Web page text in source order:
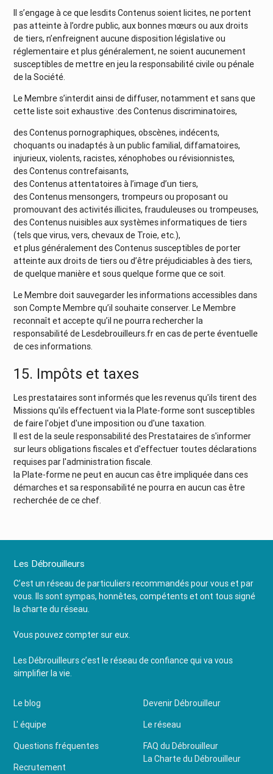
Il s’engage à ce que lesdits Contenus soient licites, ne portent
pas atteinte à l’ordre public, aux bonnes mœurs ou aux droits
de tiers, n’enfreignent aucune disposition législative ou
réglementaire et plus généralement, ne soient aucunement
susceptibles de mettre en jeu la responsabilité civile ou pénale
de la Société.
Le Membre s’interdit ainsi de diffuser, notamment et sans que
cette liste soit exhaustive :des Contenus discriminatoires,
des Contenus pornographiques, obscènes, indécents,
choquants ou inadaptés à un public familial, diffamatoires,
injurieux, violents, racistes, xénophobes ou révisionnistes,
des Contenus contrefaisants,
des Contenus attentatoires à l’image d’un tiers,
des Contenus mensongers, trompeurs ou proposant ou
promouvant des activités illicites, frauduleuses ou trompeuses,
des Contenus nuisibles aux systèmes informatiques de tiers
(tels que virus, vers, chevaux de Troie, etc.),
et plus généralement des Contenus susceptibles de porter
atteinte aux droits de tiers ou d’être préjudiciables à des tiers,
de quelque manière et sous quelque forme que ce soit.
Le Membre doit sauvegarder les informations accessibles dans
son Compte Membre qu’il souhaite conserver. Le Membre
reconnaît et accepte qu’il ne pourra rechercher la
responsabilité de Lesdebrouilleurs.fr en cas de perte éventuelle
de ces informations.
15. Impôts et taxes
Les prestataires sont informés que les revenus qu'ils tirent des
Missions qu'ils effectuent via la Plate-forme sont susceptibles
de faire l'objet d'une imposition ou d'une taxation.
Il est de la seule responsabilité des Prestataires de s'informer
sur leurs obligations fiscales et d'effectuer toutes déclarations
requises par l'administration fiscale.
la Plate-forme ne peut en aucun cas être impliquée dans ces
démarches et sa responsabilité ne pourra en aucun cas être
recherchée de ce chef.
Les Débrouilleurs
C’est un réseau de particuliers recommandés pour vous et par
vous. Ils sont sympas, honnêtes, compétents et ont tous signé
la charte du réseau.
Vous pouvez compter sur eux.
Les Débrouilleurs c’est le réseau de confiance qui va vous
simplifier la vie.
Le blog
L' équipe
Questions fréquentes
Recrutement
Devenir Débrouilleur
Le réseau
FAQ du Débrouilleur
La Charte du Débrouilleur